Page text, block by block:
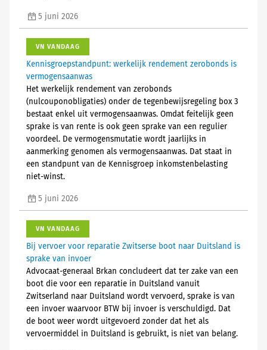
5 juni 2026
VN VANDAAG
Kennisgroepstandpunt: werkelijk rendement zerobonds is
vermogensaanwas
Het werkelijk rendement van zerobonds
(nulcouponobligaties) onder de tegenbewijsregeling box 3
bestaat enkel uit vermogensaanwas. Omdat feitelijk geen
sprake is van rente is ook geen sprake van een regulier
voordeel. De vermogensmutatie wordt jaarlijks in
aanmerking genomen als vermogensaanwas. Dat staat in
een standpunt van de Kennisgroep inkomstenbelasting
niet-winst.
5 juni 2026
VN VANDAAG
Bij vervoer voor reparatie Zwitserse boot naar Duitsland is
sprake van invoer
Advocaat-generaal Brkan concludeert dat ter zake van een
boot die voor een reparatie in Duitsland vanuit
Zwitserland naar Duitsland wordt vervoerd, sprake is van
een invoer waarvoor BTW bij invoer is verschuldigd. Dat
de boot weer wordt uitgevoerd zonder dat het als
vervoermiddel in Duitsland is gebruikt, is niet van belang.